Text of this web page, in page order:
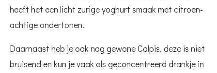
heeft het een licht zurige yoghurt smaak met citroen-
achtige ondertonen.
Daarnaast heb je ook nog gewone Calpis, deze is niet
bruisend en kun je vaak als geconcentreerd drankje in